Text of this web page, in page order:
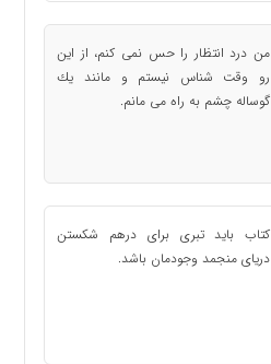
من درد انتظار را حس نمی كنم، از این
رو وقت شناس نیستم و مانند یك
گوساله چشم به راه می مانم.
كتاب باید تبری برای درهم شكستن
دریای منجمد وجودمان باشد.